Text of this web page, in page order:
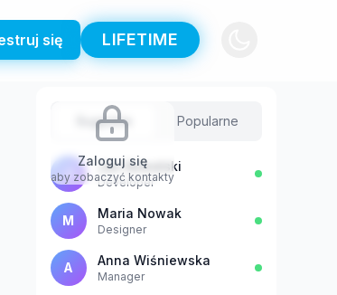
się LIFETIME
Zaloguj się
aby zobaczyć kontakty
Sugestie Popularne
J Jan Kowalski
Developer
M Maria Nowak
Designer
A Anna Wiśniewska
Manager